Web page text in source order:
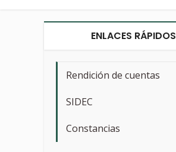
ENLACES RÁPIDOS
Rendición de cuentas
SIDEC
Constancias